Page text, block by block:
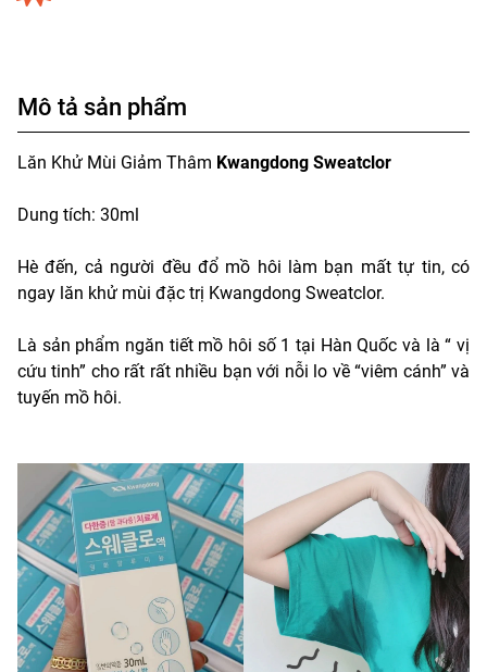
Mô tả sản phẩm
Lăn Khử Mùi Giảm Thâm Kwangdong Sweatclor
Dung tích: 30ml
Hè đến, cả người đều đổ mồ hôi làm bạn mất tự tin, có
ngay lăn khử mùi đặc trị Kwangdong Sweatclor.
Là sản phẩm ngăn tiết mồ hôi số 1 tại Hàn Quốc và là “ vị
cứu tinh” cho rất rất nhiều bạn với nỗi lo về “viêm cánh” và
tuyến mồ hôi.